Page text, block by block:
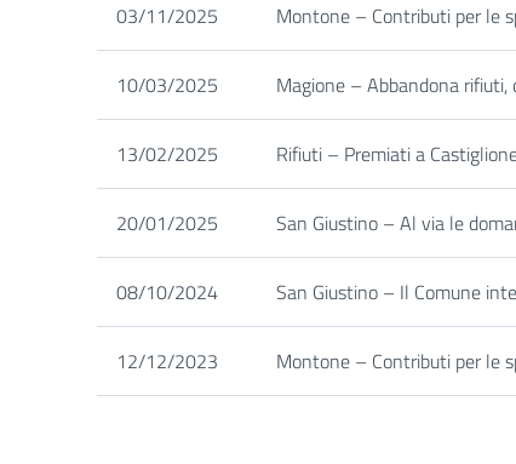
03/11/2025 Montone – Contributi per le
10/03/2025 Magione – Abbandona
13/02/2025 Rifiuti – Premiati a
20/01/2025 San Giustino – Al via le
08/10/2024 San Giustino – Il Comune
12/12/2023 Montone – Contributi per le